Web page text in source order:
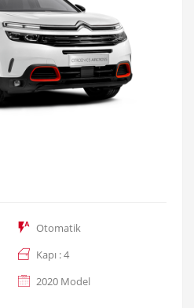
Otomatik
Kapı : 4
2020 Model